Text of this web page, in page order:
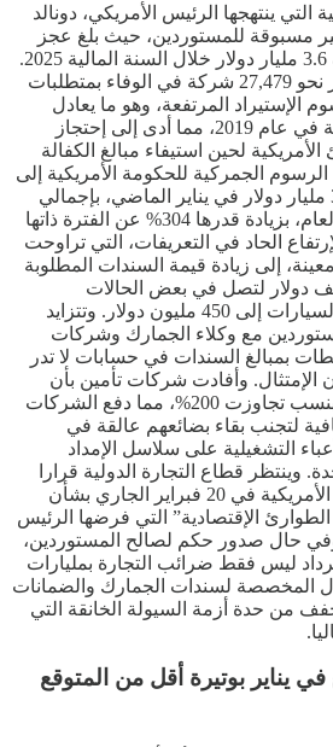
ينتهجها الرئيس الأمريكي، دونالد
مسبوقة للمستوردين، حيث بلغ عجز
سندات الجمارك الأمريكية 3.6 مليار دولار خلال السنة المالية 2025.
وأظهرت بيانات حديثة تعثر نحو 27,479 شركة في الوفاء بمتطلبات
الإستيراد المرتفعة، وهو ما يعادل
ضعف المستويات المسجلة في عام 2019، مما أدى إلى إحتجاز
لحين استيفاء مبالغ الكفالة
الجمركية للحكومة الأمريكية إلى
مستويات تاريخية بلغت 30 مليار دولار في يناير الماضي، بإجمالي
124 مليار دولار منذ بداية العام، بزيادة قدرها 304% عن الفترة ذاتها
هذا الإرتفاع الحاد في التعريفات، التي تراوحت
سلع معينة، إلى زيادة قيمة السندات المطلوبة
الحد الأدنى البالغ 50 ألف دولار لتصل في بعض الحالات
الاستثنائية بقطاع صناعة السيارات إلى 450 مليون دولار. وتتزايد
مع وكلاء الجمارك وشركات
بمبالغ السندات في حسابات لا تدر
يوما لضمان الإمتثال. وأفادت شركات تأمين بأن
أقساط الكفالات إرتفعت بنسب تجاوزت 200%، مما دفع الشركات
لتجنب بقاء بضائعهم عالقة في
التشغيلية على سلاسل الإمداد
وينتظر قطاع التجارة الدولية قرارا
حاسما من المحكمة العليا الأمريكية في 20 فبراير الجاري بشأن
الإقتصادية” التي فرضها الرئيس
وفي حال صدور حكم لصالح المستوردين،
ليس فقط ضرائب التجارة بمليارات
المخصصة لسندات الجمارك والضمانات
من حدة أزمة السيولة الخانقة التي
في يناير بوتيرة أقل من المتوقع